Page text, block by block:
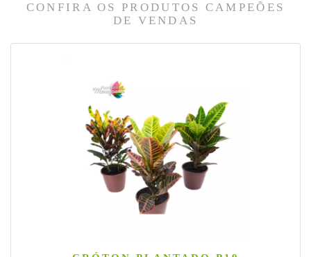
CONFIRA OS PRODUTOS CAMPEÕES
DE VENDAS